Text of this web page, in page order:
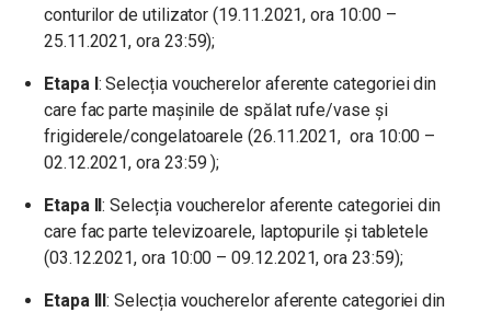
conturilor de utilizator (19.11.2021, ora 10:00 –
25.11.2021, ora 23:59);
Etapa I: Selecția voucherelor aferente categoriei din
care fac parte mașinile de spălat rufe/vase și
frigiderele/congelatoarele (26.11.2021, ora 10:00 –
02.12.2021, ora 23:59 );
Etapa II: Selecția voucherelor aferente categoriei din
care fac parte televizoarele, laptopurile și tabletele
(03.12.2021, ora 10:00 – 09.12.2021, ora 23:59);
Etapa III: Selecția voucherelor aferente categoriei din